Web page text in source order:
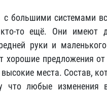
с большими системами
то ещё. Они имеют
руки и
предложения от
высокие места. Состав,
что любые изменения